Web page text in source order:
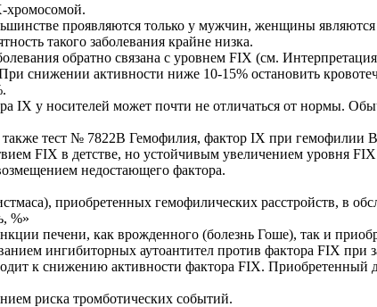
хромосомой.
проявляются только у мужчин, женщины
такого заболевания крайне низка.
обратно связана с уровнем FIX (см.
снижении активности ниже 10-15% остановить
IX у носителей может почти не отличаться от нормы.
также тест № 7822В Гемофилия, фактор IX при
FIX в детстве, но устойчивым увеличением уровня FIX
недостающего фактора.
приобретенных гемофилических расстройств, в
%»
печени, как врожденного (болезнь Гоше), так и
ингибиторных аутоантител против фактора FIX при
к снижению активности фактора FIX. Приобретенный
риска тромботических событий.